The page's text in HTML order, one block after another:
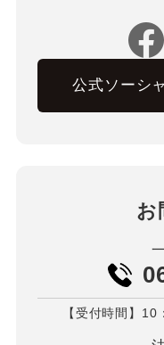
公式ソーシ
お
【受付時間】